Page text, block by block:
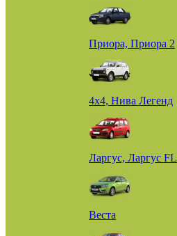
Приора, Приора 2
4х4, Нива Легенд
Ларгус, Ларгус FL
Веста